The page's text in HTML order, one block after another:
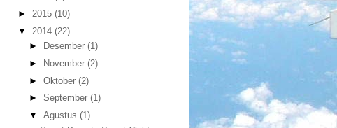
► 2015 (10)
▼ 2014 (22)
►
Desember (1)
►
November (2)
► Oktober (2)
► September (1)
▼ Agustus (1)